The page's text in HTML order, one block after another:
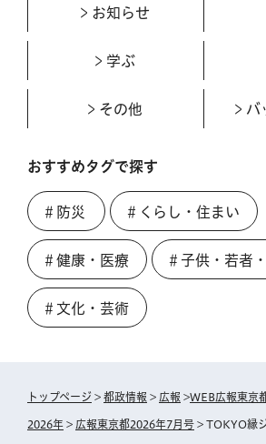
お知らせ
学ぶ
その他 バ
おすすめタグで探す
＃防災 ＃くらし・住まい
＃健康・医療 ＃子供・若者
＃文化・芸術
トップページ > 都政情報 > 広報 >WEB広報東京
2026年 > 広報東京都2026年7月号 > TOKYO縁